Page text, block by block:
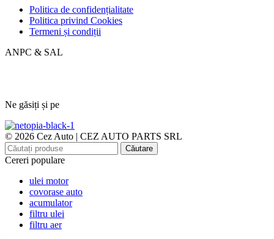
Politica de confidențialitate
Politica privind Cookies
Termeni și condiții
ANPC & SAL
Ne găsiți și pe
© 2026 Cez Auto | CEZ AUTO PARTS SRL
Căutare
Cereri populare
ulei motor
covorase auto
acumulator
filtru ulei
filtru aer